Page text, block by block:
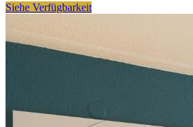
Siehe Verfügbarkeit